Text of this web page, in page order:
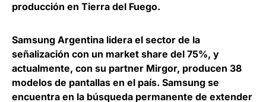
producción en Tierra del Fuego.
Samsung Argentina lidera el sector de la
señalización con un market share del 75%, y
actualmente, con su partner Mirgor, producen 38
modelos de pantallas en el país. Samsung se
encuentra en la búsqueda permanente de extender